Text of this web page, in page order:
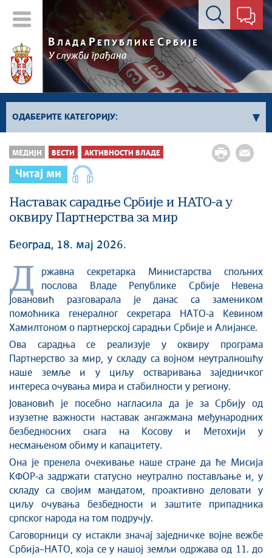
Контакт форма
В ЛАДА РЕПУБЛИКЕ СРБИЈЕ
У служби грађана
ОДАБЕРИТЕ КАТЕГОРИЈУ:
Влада Србије
Активности премијера
Активности потпредседника
Активности Владе
Косово и Метохија
Политика
Стоп корупцији
Култура и вера
Спорт
Конференције за новинаре
Интервјуи
Линкови
Издвојене теме
COVID-19 - архива
МЕДИЈИ ВЕСТИ АКТИВНОСТИ ВЛАДЕ
Читај ми
Наставак сарадње Србије и НАТО-а у
оквиру Партнерства за мир
Београд, 18. мај 2026.
Д
ржавна секретарка Министарства спољних
послова Владе Републике Србије Невена
Јовановић разговарала је данас са замеником
помоћника генералног секретара НАТО-а Кевином
Хамилтоном о партнерској сарадњи Србије и Алијансе.
Ова сарадња се реализује у оквиру програма
Партнерство за мир, у складу са војном неутралношћу
наше земље и у циљу остваривања заједничког
интереса очувања мира и стабилности у региону.
Јовановић је посебно нагласила да је за Србију од
изузетне важности наставак ангажмана међународних
безбедносних снага на Косову и Метохији у
несмањеном обиму и капацитету.
Она је пренела очекивање наше стране да ће Мисија
КФОР-а задржати статусно неутрално постављање и, у
складу са својим мандатом, проактивно деловати у
циљу очувања безбедности и заштите припадника
српског народа на том подручју.
Саговорници су истакли значај заједничке војне вежбе
Србија–НАТО, која се у нашој земљи одржава од 11. до